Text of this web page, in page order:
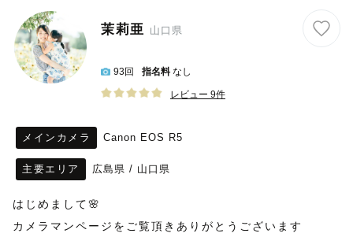
茉莉亜 山口県
93回 指名料 なし
レビュー 9件
メインカメラ Canon EOS R5
主要エリア 広島県 / 山口県
はじめまして🌸
カメラマンページをご覧頂きありがとうございます